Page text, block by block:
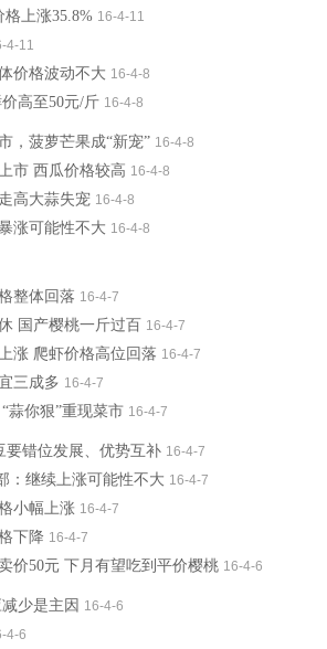
格上涨35.8% 16-4-11
4-11
价格波动不大 16-4-8
高至50元/斤 16-4-8
，菠萝芒果成“新宠” 16-4-8
市 西瓜价格较高 16-4-8
高大蒜失宠 16-4-8
涨可能性不大 16-4-8
整体回落 16-4-7
国产樱桃一斤过百 16-4-7
涨 爬虾价格高位回落 16-4-7
三成多 16-4-7
蒜你狠”重现菜市 16-4-7
要错位发展、优势互补 16-4-7
：继续上涨可能性不大 16-4-7
小幅上涨 16-4-7
下降 16-4-7
价50元 下月有望吃到平价樱桃 16-4-6
少是主因 16-4-6
4-6